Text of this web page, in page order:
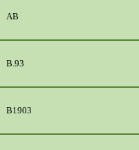
AB
B.93
B1903